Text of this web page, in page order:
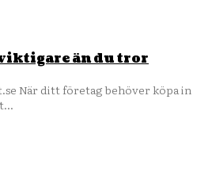
än du tror
in